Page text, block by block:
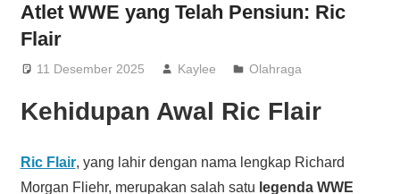
Atlet WWE yang Telah Pensiun: Ric
Flair
11 Desember 2025 Kaylee Olahraga
Kehidupan Awal Ric Flair
Ric Flair, yang lahir dengan nama lengkap Richard
Morgan Fliehr, merupakan salah satu legenda WWE